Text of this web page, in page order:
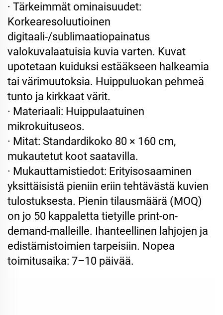
· Tärkeimmät ominaisuudet:
Korkearesoluutioinen
digitaali-/sublimaatiopainatus
valokuvalaatuisia kuvia varten. Kuvat
upotetaan kuiduksi estääkseen halkeamia
tai värimuutoksia. Huippuluokan pehmeä
tunto ja kirkkaat värit.
· Materiaali: Huippulaatuinen
mikrokuituseos.
· Mitat: Standardikoko 80 × 160 cm,
mukautetut koot saatavilla.
· Mukauttamistiedot: Erityisosaaminen
yksittäisistä pieniin eriin tehtävästä kuvien
tulostuksesta. Pienin tilausmäärä (MOQ)
on jo 50 kappaletta tietyille print-on-
demand-malleille. Ihanteellinen lahjojen ja
edistämistoimien tarpeisiin. Nopea
toimitusaika: 7–10 päivää.